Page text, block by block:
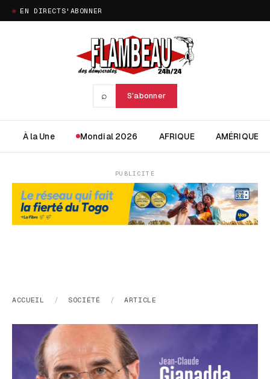
EN DIRECTS'ABONNER
⌕ S'abonner
À la Une Mondial 2026 AFRIQUE AMÉRIQUE
PUBLICITÉ
ACCUEIL / SOCIÉTÉ / ARTICLE